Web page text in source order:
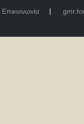
Επικοινωνία